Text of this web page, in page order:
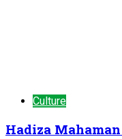
Culture
Hadiza